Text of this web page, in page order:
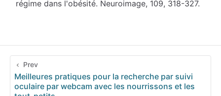
régime dans l'obésité. Neuroimage, 109, 318-327.
Prev
Meilleures pratiques pour la recherche par suivi
oculaire par webcam avec les nourrissons et les